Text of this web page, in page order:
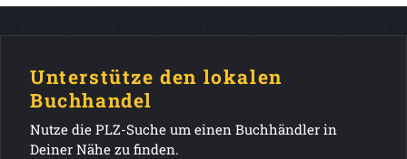
Unterstütze den lokalen
Buchhandel
Nutze die PLZ-Suche um einen Buchhändler in
Deiner Nähe zu finden.